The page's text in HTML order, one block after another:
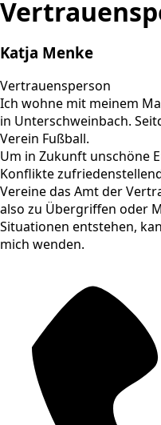
Katja Menke
Vertrauensperson
Ich wohne mit meinem
in Unterschweinbach.
Verein Fußball.
Um in Zukunft unschöne
Konflikte
Vereine das Amt der
also zu Übergriffen oder
Situationen entstehen,
mich wenden.